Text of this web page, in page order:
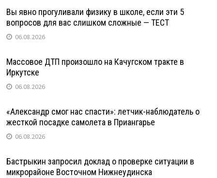
Вы явно прогуливали физику в школе, если эти 5
вопросов для вас слишком сложные — ТЕСТ
06.08.2026
Массовое ДТП произошло на Качугском тракте в
Иркутске
06.08.2026
«Александр смог нас спасти»: летчик-наблюдатель о
жесткой посадке самолета в Приангарье
06.08.2026
Бастрыкин запросил доклад о проверке ситуации в
микрорайоне Восточном Нижнеудинска